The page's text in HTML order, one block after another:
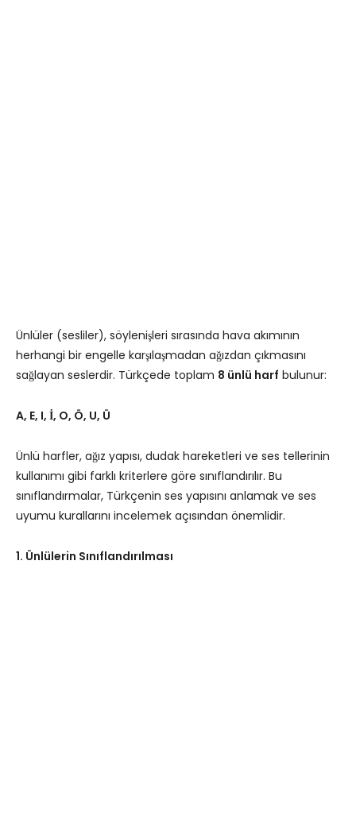
Ünlüler (sesliler), söylenişleri sırasında hava akımının
herhangi bir engelle karşılaşmadan ağızdan çıkmasını
sağlayan seslerdir. Türkçede toplam 8 ünlü harf bulunur:
A, E, I, İ, O, Ö, U, Ü
Ünlü harfler, ağız yapısı, dudak hareketleri ve ses tellerinin
kullanımı gibi farklı kriterlere göre sınıflandırılır. Bu
sınıflandırmalar, Türkçenin ses yapısını anlamak ve ses
uyumu kurallarını incelemek açısından önemlidir.
1. Ünlülerin Sınıflandırılması